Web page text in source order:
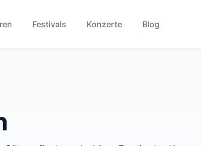
Festivals Konzerte Blog